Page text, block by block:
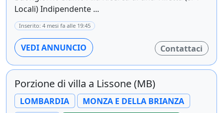
Locali) Indipendente ...
Inserito: 4 mesi fa alle 19:45
VEDI ANNUNCIO Contattaci
Porzione di villa a Lissone (MB)
LOMBARDIA
MONZA E DELLA BRIANZA